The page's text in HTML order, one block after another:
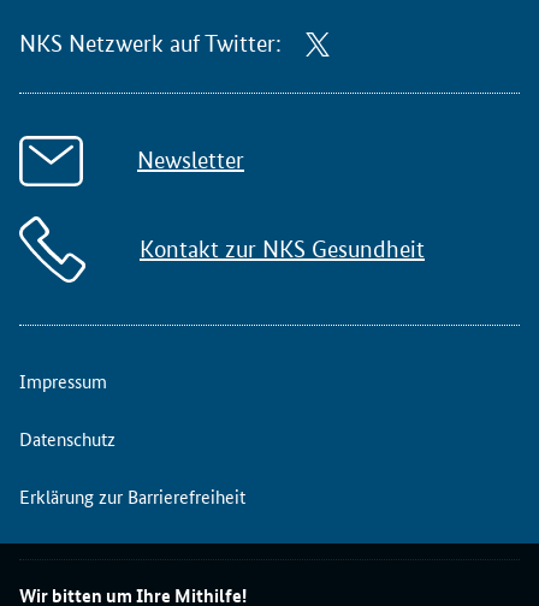
Wir bitten um Ihre Mithilfe!
NKS Netzwerk auf Twitter:
Newsletter
Kontakt zur NKS Gesundheit
Impressum
Datenschutz
Erklärung zur Barrierefreiheit